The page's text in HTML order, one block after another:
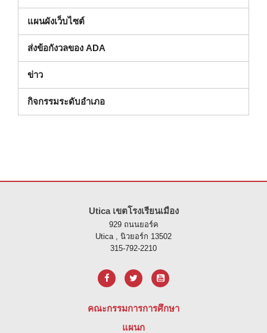
แผนผังเว็บไซต์
ส่งข้อกังวลของ ADA
ข่าว
กิจกรรมระดับอําเภอ
Utica เขตโรงเรียนเมือง
929 ถนนยอร์ค
Utica , นิวยอร์ก 13502
315-792-2210
คณะกรรมการการศึกษา
แผนก